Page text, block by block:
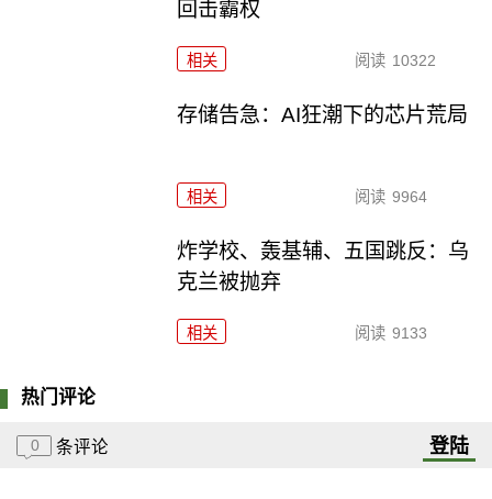
回击霸权
相关 阅读 10322
存储告急：AI狂潮下的芯片荒局
相关 阅读 9964
炸学校、轰基辅、五国跳反：乌
克兰被抛弃
相关 阅读 9133
热门评论
0 条评论 登陆